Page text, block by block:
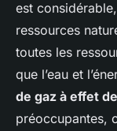
est
ressources
toutes les
que l’eau et
de gaz à effet
préoccupantes,